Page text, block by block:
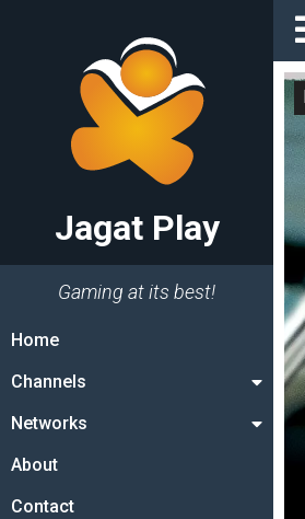
Jagat Play
Gaming at its best!
Home
Channels
Networks
About
Contact